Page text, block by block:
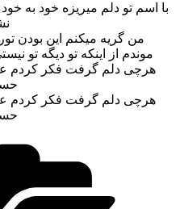
با اسم تو دلم میریزه خود
من گریه میکنم این بودن
موندم از اینکه تو دیگه تو
هرچی دلم گرفت فکر کردم
هرچی دلم گرفت فکر کردم